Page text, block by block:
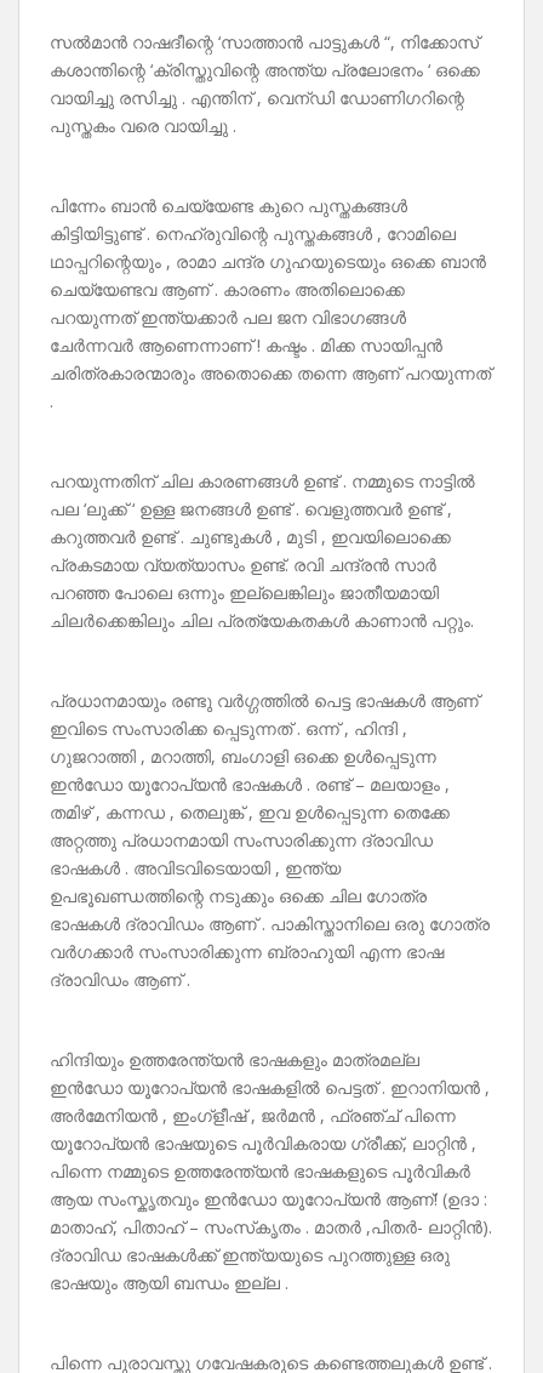
സൽമാൻ റാഷദീന്റെ ‘സാത്താൻ പാട്ടുകൾ “, നിക്കോസ്
കശാന്തിന്റെ ‘ക്രിസ്തുവിന്റെ അന്ത്യ പ്രലോഭനം ‘ ഒക്കെ
വായിച്ചു രസിച്ചു . എന്തിന് , വെന്ഡി ഡോണിഗറിന്റെ
പുസ്തകം വരെ വായിച്ചു .
പിന്നേം ബാൻ ചെയ്യേണ്ട കുറെ പുസ്തകങ്ങൾ
കിട്ടിയിട്ടുണ്ട് . നെഹ്രുവിന്റെ പുസ്തകങ്ങൾ , റോമിലെ
ഥാപ്പറിന്റെയും , രാമാ ചന്ദ്ര ഗുഹയുടെയും ഒക്കെ ബാൻ
ചെയ്യേണ്ടവ ആണ് . കാരണം അതിലൊക്കെ
പറയുന്നത് ഇന്ത്യക്കാർ പല ജന വിഭാഗങ്ങൾ
ചേർന്നവർ ആണെന്നാണ് ! കഷ്ടം . മിക്ക സായിപ്പൻ
ചരിത്രകാരന്മാരും അതൊക്കെ തന്നെ ആണ് പറയുന്നത്
.
പറയുന്നതിന് ചില കാരണങ്ങൾ ഉണ്ട് . നമ്മുടെ നാട്ടിൽ
പല ‘ലുക്ക് ‘ ഉള്ള ജനങ്ങൾ ഉണ്ട് . വെളുത്തവർ ഉണ്ട് ,
കറുത്തവർ ഉണ്ട് . ചുണ്ടുകൾ , മുടി , ഇവയിലൊക്കെ
പ്രകടമായ വ്യത്യാസം ഉണ്ട്. രവി ചന്ദ്രൻ സാർ
പറഞ്ഞ പോലെ ഒന്നും ഇല്ലെങ്കിലും ജാതീയമായി
ചിലർക്കെങ്കിലും ചില പ്രത്യേകതകൾ കാണാൻ പറ്റും.
പ്രധാനമായും രണ്ടു വർഗ്ഗത്തിൽ പെട്ട ഭാഷകൾ ആണ്
ഇവിടെ സംസാരിക്ക പ്പെടുന്നത് . ഒന്ന് , ഹിന്ദി ,
ഗുജറാത്തി , മറാത്തി, ബംഗാളി ഒക്കെ ഉൾപ്പെടുന്ന
ഇൻഡോ യൂറോപ്യൻ ഭാഷകൾ . രണ്ട് – മലയാളം ,
തമിഴ് , കന്നഡ , തെലുങ്ക് , ഇവ ഉൾപ്പെടുന്ന തെക്കേ
അറ്റത്തു പ്രധാനമായി സംസാരിക്കുന്ന ദ്രാവിഡ
ഭാഷകൾ . അവിടവിടെയായി , ഇന്ത്യ
ഉപഭൂഖണ്ഡത്തിന്റെ നടുക്കും ഒക്കെ ചില ഗോത്ര
ഭാഷകൾ ദ്രാവിഡം ആണ് . പാകിസ്താനിലെ ഒരു ഗോത്ര
വർഗക്കാർ സംസാരിക്കുന്ന ബ്രാഹുയി എന്ന ഭാഷ
ദ്രാവിഡം ആണ് .
ഹിന്ദിയും ഉത്തരേന്ത്യൻ ഭാഷകളും മാത്രമല്ല
ഇൻഡോ യൂറോപ്യൻ ഭാഷകളിൽ പെട്ടത് . ഇറാനിയൻ ,
അർമേനിയൻ , ഇംഗ്ളീഷ് , ജർമൻ , ഫ്രഞ്ച് പിന്നെ
യൂറോപ്യൻ ഭാഷയുടെ പൂർവികരായ ഗ്രീക്ക്, ലാറ്റിൻ ,
പിന്നെ നമ്മുടെ ഉത്തരേന്ത്യൻ ഭാഷകളുടെ പൂർവികർ
ആയ സംസ്കൃതവും ഇൻഡോ യൂറോപ്യൻ ആണ്! (ഉദാ :
മാതാഹ്, പിതാഹ് – സംസ്‌കൃതം . മാതർ ,പിതർ- ലാറ്റിൻ).
ദ്രാവിഡ ഭാഷകൾക്ക് ഇന്ത്യയുടെ പുറത്തുള്ള ഒരു
ഭാഷയും ആയി ബന്ധം ഇല്ല .
പിന്നെ പുരാവസ്തു ഗവേഷകരുടെ കണ്ടെത്തലുകൾ ഉണ്ട് .